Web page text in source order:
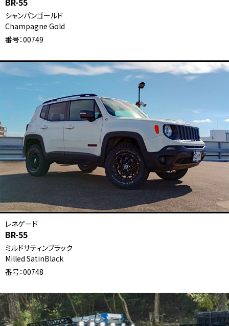
シャンパンゴールド
Champagne Gold
番号：00749
レネゲード
BR-55
ミルドサティンブラック
Milled SatinBlack
番号：00748